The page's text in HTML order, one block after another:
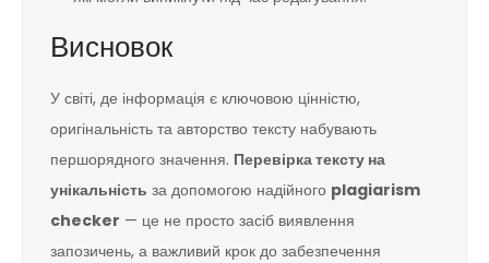
Висновок
У світі, де інформація є ключовою цінністю,
оригінальність та авторство тексту набувають
першорядного значення. Перевірка тексту на
унікальність за допомогою надійного plagiarism
checker — це не просто засіб виявлення
запозичень, а важливий крок до забезпечення